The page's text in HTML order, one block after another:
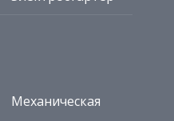
Механическая